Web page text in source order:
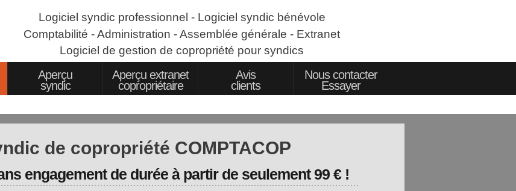
Logiciel syndic professionnel - Logiciel syndic bénévole
Comptabilité - Administration -Assemblée générale - Extranet
Logiciel de gestion de copropriété pour syndics
Aperçu
syndic
Aperçu extranet
copropriétaire
Avis
clients
Nous contacter
Essayer
de copropriété COMPTACOP
engagement de durée à partir de seulement 99 € !